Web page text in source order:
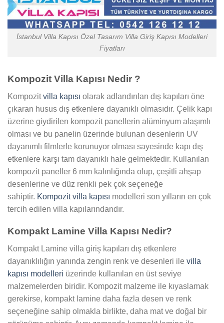
İstanbul Villa Kapısı Özel Tasarım Villa Giriş Kapısı Modelleri
Fiyatları
Kompozit Villa Kapısı Nedir ?
Kompozitvilla kapısı olarak adlandırılan dış kapıları öne
çıkaran husus dış etkenlere dayanıklı olmasıdır. Çelik kapı
üzerine giydirilen kompozit panellerin alüminyum alaşımlı
olması ve bu panelin üzerinde bulunan desenlerin UV
dayanımlı filmlerle korunuyor olması sayesinde kapı dış
etkenlere karşı tam dayanıklı hale gelmektedir. Kullanılan
kompozit paneller 6 mm kalınlığında olup, çeşitli ahşap
desenlerine ve düz renkli pek çok seçeneğe
sahiptir. Kompozit villa kapısı modelleri son yılların en çok
tercih edilen villa kapılarındandır.
Kompakt Lamine Villa Kapısı Nedir?
Kompakt Lamine villa giriş kapıları dış etkenlere
dayanıklılığın yanında zengin renk ve desenleri ile villa
kapısı modelleri üzerinde kullanılan en üst seviye
malzemelerden biridir. Kompozit malzeme ile kıyaslamak
gerekirse, kompakt lamine daha fazla desen ve renk
seçeneğine sahip olmakla birlikte, daha mat ve doğal bir